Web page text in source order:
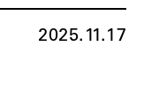
2025.11.17